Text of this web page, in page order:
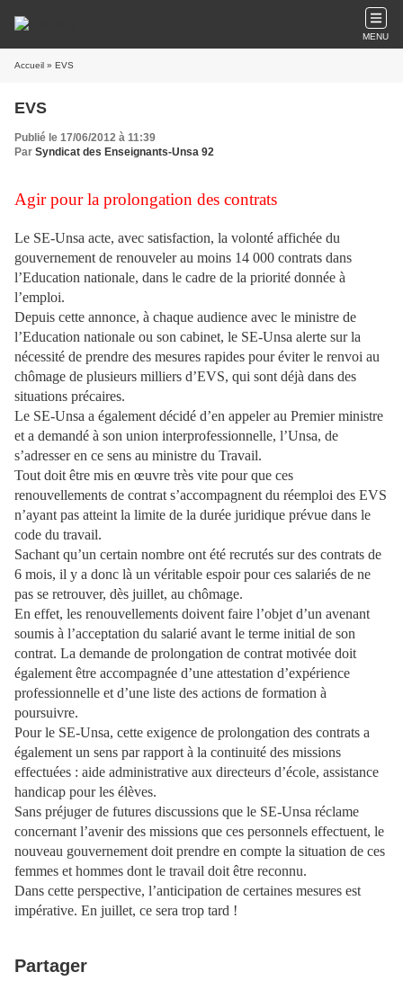
MENU
Accueil » EVS
EVS
Publié le 17/06/2012 à 11:39
Par Syndicat des Enseignants-Unsa 92
Agir pour la prolongation des contrats
Le SE-Unsa acte, avec satisfaction, la volonté affichée du
gouvernement de renouveler au moins 14 000 contrats dans
l’Education nationale, dans le cadre de la priorité donnée à
l’emploi.
Depuis cette annonce, à chaque audience avec le ministre de
l’Education nationale ou son cabinet, le SE-Unsa alerte sur la
nécessité de prendre des mesures rapides pour éviter le renvoi au
chômage de plusieurs milliers d’EVS, qui sont déjà dans des
situations précaires.
Le SE-Unsa a également décidé d’en appeler au Premier ministre
et a demandé à son union interprofessionnelle, l’Unsa, de
s’adresser en ce sens au ministre du Travail.
Tout doit être mis en œuvre très vite pour que ces
renouvellements de contrat s’accompagnent du réemploi des EVS
n’ayant pas atteint la limite de la durée juridique prévue dans le
code du travail.
Sachant qu’un certain nombre ont été recrutés sur des contrats de
6 mois, il y a donc là un véritable espoir pour ces salariés de ne
pas se retrouver, dès juillet, au chômage.
En effet, les renouvellements doivent faire l’objet d’un avenant
soumis à l’acceptation du salarié avant le terme initial de son
contrat. La demande de prolongation de contrat motivée doit
également être accompagnée d’une attestation d’expérience
professionnelle et d’une liste des actions de formation à
poursuivre.
Pour le SE-Unsa, cette exigence de prolongation des contrats a
également un sens par rapport à la continuité des missions
effectuées : aide administrative aux directeurs d’école, assistance
handicap pour les élèves.
Sans préjuger de futures discussions que le SE-Unsa réclame
concernant l’avenir des missions que ces personnels effectuent, le
nouveau gouvernement doit prendre en compte la situation de ces
femmes et hommes dont le travail doit être reconnu.
Dans cette perspective, l’anticipation de certaines mesures est
impérative. En juillet, ce sera trop tard !
Partager